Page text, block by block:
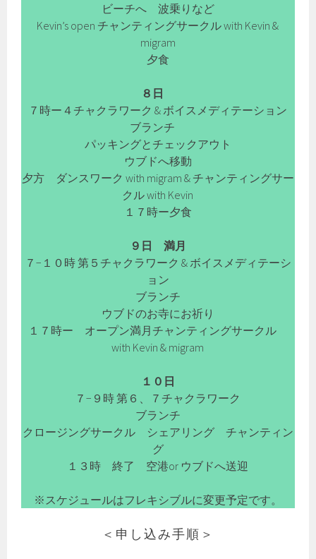
ビーチへ 波乗りなど
Kevin’s open チャンティングサークル with Kevin &
migram
夕食
８日
７時ー４チャクラワーク & ボイスメディテーション
ブランチ
パッキングとチェックアウト
ウブドへ移動
夕方 ダンスワーク with migram & チャンティングサー
クル with Kevin
１７時ー夕食
９日 満月
７−１０時 第５チャクラワーク & ボイスメディテーシ
ョン
ブランチ
ウブドのお寺にお祈り
１７時ー オープン満月チャンティングサークル
with Kevin & migram
１０日
７−９時 第６、７チャクラワーク
ブランチ
クロージングサークル シェアリング チャンティン
グ
１３時 終了 空港or ウブドへ送迎
※スケジュールはフレキシブルに変更予定です。
＜申し込み手順＞